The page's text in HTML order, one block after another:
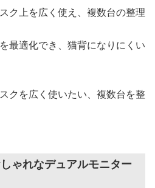
ク上を広く使え、複数台の整理
最適化でき、猫背になりにくい
スクを広く使いたい、複数台を整
ゃれなデュアルモニター